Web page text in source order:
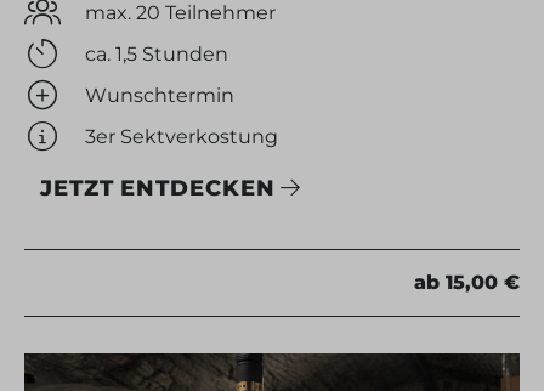
max. 20 Teilnehmer
ca. 1,5 Stunden
Wunschtermin
3er Sektverkostung
JETZT ENTDECKEN
ab 15,00 €